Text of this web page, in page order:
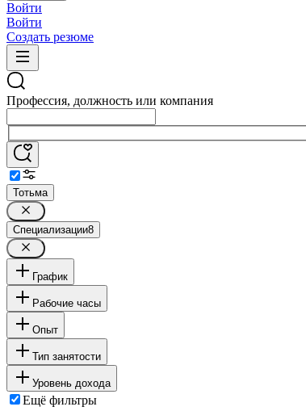
Войти
Войти
Создать резюме
Профессия, должность или компания
Тотьма
Специализации8
График
Рабочие часы
Опыт
Тип занятости
Уровень дохода
Ещё фильтры